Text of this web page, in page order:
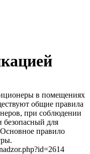
в помещениях
общие правила
при соблюдении
безопасный для
правило